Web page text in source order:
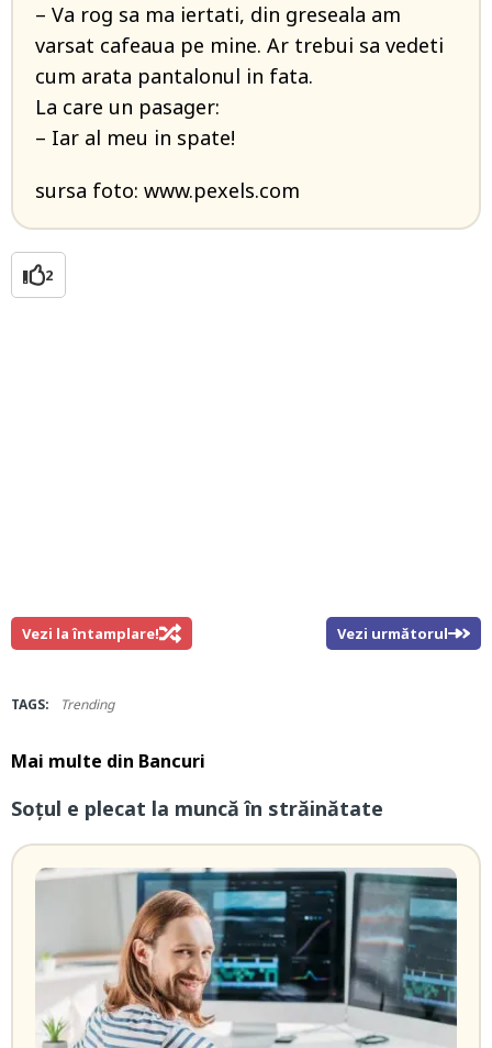
– Va rog sa ma iertati, din greseala am
varsat cafeaua pe mine. Ar trebui sa vedeti
cum arata pantalonul in fata.
La care un pasager:
– Iar al meu in spate!
sursa foto: www.pexels.com
2
Vezi la întamplare! Vezi următorul
TAGS: Trending
Mai multe din Bancuri
Soțul e plecat la muncă în străinătate